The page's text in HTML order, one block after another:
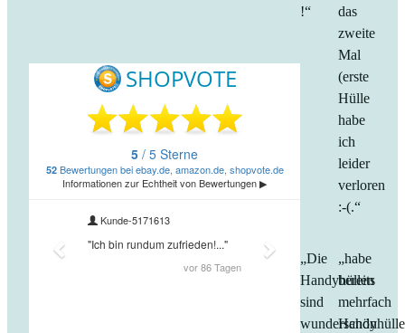
!“
das
zweite
Mal
(erste
Hülle
habe
ich
leider
verloren
:-(.“
„Die
Handyhüllen
sind
wunderschön
„habe
bereits
mehrfach